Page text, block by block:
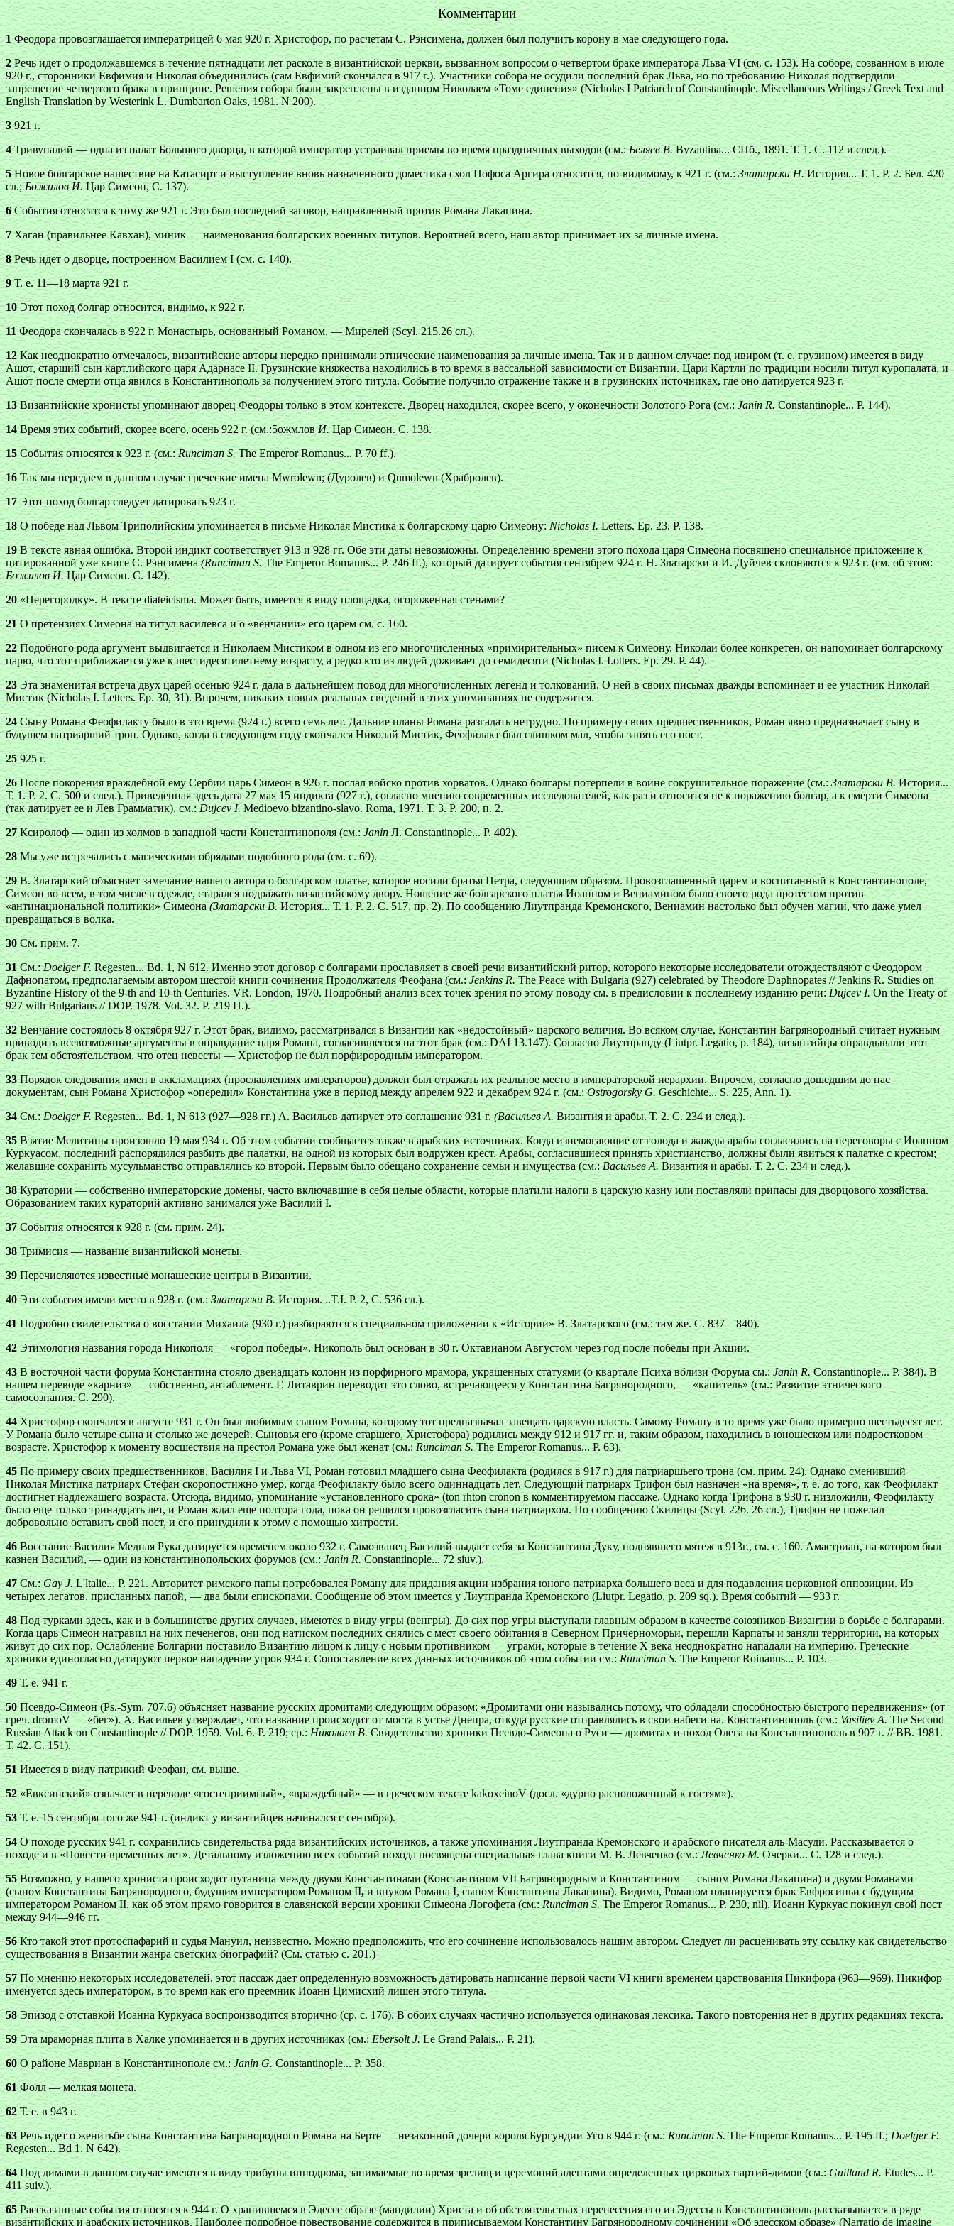
Комментарии
1Феодора провозглашается императрицей 6 мая 920 г. Христофор, по расчетам С. Рэнсимена, должен был получить корону в мае следующего года.
2Речь идет о продолжавшемся в течение пятнадцати лет расколе в византийской церкви, вызванном вопросом о четвертом браке императора Льва VI (см. с. 153). На соборе, созванном в июле
920 г., сторонники Евфимия и Николая объединились (сам Евфимий скончался в 917 г.). Участники собора не осудили последний брак Льва, но по требованию Николая подтвердили
запрещение четвертого брака в принципе. Решения собора были закреплены в изданном Николаем «Томе единения» (Nicholas I Patriarch of Constantinople. Miscellaneous Writings / Greek Text and
English Translation by Westerink L. Dumbarton Oaks, 1981. N 200).
3921 г.
4Тривуналий — одна из палат Большого дворца, в которой император устраивал приемы во время праздничных выходов (см.:Беляев В.Byzantina... СПб., 1891. Т. 1. С. 112 и след.).
5Новое болгарское нашествие на Катасирт и выступление вновь назначенного доместика схол Пофоса Аргира относится, по-видимому, к 921 г. (см.:Златарски Н.История... Т. 1. Р. 2. Бел. 420
сл.;Божилов И.Цар Симеон, С. 137).
6События относятся к тому же 921 г. Это был последний заговор, направленный против Романа Лакапина.
7Хаган (правильнее Кавхан), миник — наименования болгарских военных титулов. Вероятней всего, наш автор принимает их за личные имена.
8Речь идет о дворце, построенном Василием I (см. с. 140).
9Т. е. 11—18 марта 921 г.
10Этот поход болгар относится, видимо, к 922 г.
11Феодора скончалась в 922 г. Монастырь, основанный Романом, — Мирелей (Scyl. 215.26 сл.).
12Как неоднократно отмечалось, византийские авторы нередко принимали этнические наименования за личные имена. Так и в данном случае: под ивиром (т. е. грузином) имеется в виду
Ашот, старший сын картлийского царя Адарнасе II. Грузинские княжества находились в то время в вассальной зависимости от Византии. Цари Картли по традиции носили титул куропалата, и
Ашот после смерти отца явился в Константинополь за получением этого титула. Событие получило отражение также и в грузинских источниках, где оно датируется 923 г.
13Византийские хронисты упоминают дворец Феодоры только в этом контексте. Дворец находился, скорее всего, у оконечности Золотого Рога (см.:Janin R.Constantinople... Р. 144).
14Время этих событий, скорее всего, осень 922 г. (см.:5ожмловИ.Цар Симеон. С. 138.
15События относятся к 923 г. (см.:Runciman S.The Emperor Romanus... P. 70 ff.).
16Так мы передаем в данном случае греческие именаMwrolewn; (Дуролев) иQumolewn(Храбролев).
17Этот поход болгар следует датировать 923 г.
18О победе над Львом Триполийским упоминается в письме Николая Мистика к болгарскому царю Симеону:Nicholas I.Letters. Ep. 23. Р. 138.
19В тексте явная ошибка. Второй индикт соответствует 913 и 928 гг. Обе эти даты невозможны. Определению времени этого похода царя Симеона посвящено специальное приложение к
цитированной уже книге С. Рэнсимена(Runciman S.The Emperor Bomanus... P. 246 ff.), который датирует события сентябрем 924 г. Н. Златарски и И. Дуйчев склоняются к 923 г. (см. об этом:
Божилов И.Цар Симеон. С. 142).
20«Перегородку». В текстеdiateicisma. Может быть, имеется в виду площадка, огороженная стенами?
21О претензиях Симеона на титул василевса и о «венчании» его царем см. с. 160.
22Подобного рода аргумент выдвигается и Николаем Мистиком в одном из его многочисленных «примирительных» писем к Симеону. Николаи более конкретен, oн напоминает болгарскому
царю, что тот приближается уже к шестидесятилетнему возрасту, а редко кто из людей доживает до семидесяти (Nicholas I. I.otters. Ep. 29. Р. 44).
23 Эта знаменитая встреча двух царей осенью 924 г. дала в дальнейшем повод для многочисленных легенд и толкований. О ней в своих письмах дважды вспоминает и ее участник Николай
Мистик (Nicholas I. Letters. Ep. 30, 31). Впрочем, никаких новых реальных сведений в этих упоминаниях не содержится.
24Сыну Романа Феофилакту было в это время (924 г.) всего семь лет. Дальние планы Романа разгадать нетрудно. По примеру своих предшественников, Роман явно предназначает сыну в
будущем патриарший трон. Однако, когда в следующем году скончался Николай Мистик, Феофилакт был слишком мал, чтобы занять его пост.
25925 г.
26После покорения враждебной ему Сербии царь Симеон в 926 г. послал войско против хорватов. Однако болгары потерпели в воине сокрушительное поражение (см.:Златарски В. История...
Т. 1. Р. 2. С. 500 и след.). Приведенная здесь дата 27 мая 15 индикта (927 г.), согласно мнению современных исследователей, как раз и относится не к поражению болгар, а к смерти Симеона
(так датирует ее и Лев Грамматик), см.:Dujcev I.Medioevo bizantino-slavo. Roma, 1971. Т. 3. Р. 200, п. 2.
27Ксиролоф — один из холмов в западной части Константинополя (см.:JaninЛ. Constantinople... Р. 402).
28Мы уже встречались с магическими обрядами подобного рода (см. с. 69).
29В. Златарский объясняет замечание нашего автора о болгарском платье, которое носили братья Петра, следующим образом. Провозглашенный царем и воспитанный в Константинополе,
Симеон во всем, в том числе в одежде, старался подражать византийскому двору. Ношение же болгарского платья Иоанном и Вениамином было своего рода протестом против
«антинациональной политики» Симеона(Златарски В.История... Т. 1. Р. 2. С. 517, пр. 2). По сообщению Лиутпранда Кремонского, Вениамин настолько был обучен магии, что даже умел
превращаться в волка.
30См. прим. 7.
31См.:Doеlger F.Regesten... Bd. 1, N 612. Именно этот договор с болгарами прославляет в своей речи византийский ритор, которого некоторые исследователи отождествляют с Феодором
Дафнопатом, предполагаемым автором шестой книги сочинения Продолжателя Феофана (см.:Jenkins R.The Peace with Bulgaria (927) celebrated by Theodore Daphnopates // Jenkins R. Studies on
Byzantine History of the 9-th and 10-th Centuries. VR. London, 1970. Подробный анализ всех точек зрения по этому поводу см. в предисловии к последнему изданию речи:Dujcev I.On the Treaty of
927 with Bulgarians // DOP. 1978. Vol. 32. P. 219 П.).
32Венчание состоялось 8 октября 927 г. Этот брак, видимо, рассматривался в Византии как «недостойный» царского величия. Во всяком случае, Константин Багрянородный считает нужным
приводить всевозможные аргументы в оправдание царя Романа, согласившегося на этот брак (см.: DAI 13.147). Согласно Лиутпранду (Liutpr. Legatio, p. 184), византийцы оправдывали этот
брак тем обстоятельством, что отец невесты — Христофор не был порфирородным императором.
33Порядок следования имен в аккламациях (прославлениях императоров) должен был отражать их реальное место в императорской иерархии. Впрочем, согласно дошедшим до нас
документам, сын Романа Христофор «опередил» Константина уже в период между апрелем 922 и декабрем 924 г. (см.:Ostrogorsky G.Geschichte... S. 225, Ann. 1).
34См.:Doеlger F.Regesten... Bd. 1, N 613 (927—928 гг.) А. Васильев датирует это соглашение 931 г.(Васильев А.Византия и арабы. Т. 2. С. 234 и след.).
35Взятие Мелитины произошло 19 мая 934 г. Об этом событии сообщается также в арабских источниках. Когда изнемогающие от голода и жажды арабы согласились на переговоры с Иоанном
Куркуасом, последний распорядился разбить две палатки, на одной из которых был водружен крест. Арабы, согласившиеся принять христианство, должны были явиться к палатке с крестом;
желавшие сохранить мусульманство отправлялись ко второй. Первым было обещано сохранение семьи и имущества (см.:Васильев А.Византия и арабы. Т. 2. С. 234 и след.).
38Куратории — собственно императорские домены, часто включавшие в себя целые области, которые платили налоги в царскую казну или поставляли припасы для дворцового хозяйства.
Образованием таких кураторий активно занимался уже Василий I.
37События относятся к 928 г. (см. прим. 24).
38Тримисия — название византийской монеты.
39Перечисляются известные монашеские центры в Византии.
40Эти события имели место в 928 г. (см.: Златарски В.История. ..T.I. P. 2, С. 536 сл.).
41 Подробно свидетельства о восстании Михаила (930 г.) разбираются в специальном приложении к «Истории» В. Златарского (см.: там же. С. 837—840).
42Этимология названия города Никополя — «город победы». Никополь был основан в 30 г. Октавианом Августом через год после победы при Акции.
43В восточной части форума Константина стояло двенадцать колонн из порфирного мрамора, украшенных статуями (о квартале Психа вблизи Форума см.:Janin R.Constantinople... Р. 384). В
нашем переводе «карниз» — собственно, антаблемент. Г. Литаврин переводит это слово, встречающееся у Константина Багрянородного, — «капитель» (см.: Развитие этнического
самосознания. С. 290).
44Христофор скончался в августе 931 г. Он был любимым сыном Романа, которому тот предназначал завещать царскую власть. Самому Роману в то время уже было примерно шестьдесят лет.
У Романа было четыре сына и столько же дочерей. Сыновья его (кроме старшего, Христофора) родились между 912 и 917 гг. и, таким образом, находились в юношеском или подростковом
возрасте. Христофор к моменту восшествия на престол Романа уже был женат (см.:Runciman S.The Emperor Romanus... P. 63).
45По примеру своих предшественников, Василия I и Льва VI, Роман готовил младшего сына Феофилакта (родился в 917 г.) для патриаршьего трона (см. прим. 24). Однако сменивший
Николая Мистика патриарх Стефан скоропостижно умер, когда Феофилакту было всего одиннадцать лет. Следующий патриарх Трифон был назначен «на время», т. е. до того, как Феофилакт
достигнет надлежащего возраста. Отсюда, видимо, упоминание «установленного срока» (ton rhton crononв комментируемом пассаже. Однако когда Трифона в 930 г. низложили, Феофилакту
было еще только тринадцать лет, и Роман ждал еще полтора года, пока он решился провозгласить сына патриархом. По сообщению Скилицы (Scyl. 226. 26 сл.), Трифон не пожелал
добровольно оставить свой пост, и его принудили к этому с помощью хитрости.
46Восстание Василия Медная Рука датируется временем около 932 г. Самозванец Василий выдает себя за Константина Дуку, поднявшего мятеж в 913г., см. с. 160. Амастриан, на котором был
казнен Василий, — один из константинопольских форумов (см.:Janin R.Constantinople... 72 siuv.).
47См.:Gay J.L'ltalie... P. 221. Авторитет римского папы потребовался Роману для придания акции избрания юного патриарха большего веса и для подавления церковной оппозиции. Из
четырех легатов, присланных папой, — два были епископами. Сообщение об этом имеется у Лиутпранда Кремонского (Liutpr. Legatio, p. 209 sq.). Время событий — 933 г.
48Под турками здесь, как и в большинстве других случаев, имеются в виду угры (венгры). До сих пор угры выступали главным образом в качестве союзников Византии в борьбе с болгарами.
Когда царь Симеон натравил на них печенегов, они под натиском последних снялись с мест своего обитания в Северном Причерноморьи, перешли Карпаты и заняли территории, на которых
живут до сих пор. Ослабление Болгарии поставило Византию лицом к лицу с новым противником — уграми, которые в течение Х века неоднократно нападали на империю. Греческие
хроники единогласно датируют первое нападение угров 934 г. Сопоставление всех данных источников об этом событии см.:Runciman S.The Emperor Roinanus... Р. 103.
49Т. е. 941 г.
50Псевдо-Симеон (Ps.-Sym. 707.6) объясняет название русских дромитами следующим образом: «Дромитами они назывались потому, что обладали способностью быстрого передвижения» (от
греч.dromoV— «бег»). А. Васильев утверждает, что название происходит от моста в устье Днепра, откуда русские отправлялись в свои набеги на. Константинополь (см.:Vasiliev А.The Second
Russian Attack on Constantinople // DOP. 1959. Vol. 6. P. 219; ср.:Николаев В.Свидетельство хроники Псевдо-Симеона о Руси — дромитах и поход Олега на Константинополь в 907 г. // ВВ. 1981.
Т. 42. С. 151).
51Имеется в виду патрикий Феофан, см. выше.
52«Евксинский» означает в переводе «гостеприимный», «враждебный» — в греческом текстеkakoxeinoV(досл. «дурно расположенный к гостям»).
53Т. е. 15 сентября того же 941 г. (индикт у византийцев начинался с сентября).
54О походе русских 941 г. сохранились свидетельства ряда византийских источников, а также упоминания Лиутпранда Кремонского и арабского писателя аль-Масуди. Рассказывается о
походе и в «Повести временных лет». Детальному изложению всех событий похода посвящена специальная глава книги М. В. Левченко (см.:Левченко М.Очерки... С. 128 и след.).
55Возможно, у нашего хрониста происходит путаница между двумя Константинами (Константином VII Багрянородным и Константином — сыном Романа Лакапина) и двумя Романами
(сыном Константина Багрянородного, будущим императором Романом II,и внуком Романа I, сыном Константина Лакапина). Видимо, Романом планируется брак Евфросиньи с будущим
императором Романом II, как об этом прямо говорится в славянской версии хроники Симеона Логофета (см.:Runciman S.The Emperor Romanus... P. 230, nil). Иоанн Куркуас покинул свой пост
между 944—946 гг.
56Кто такой этот протоспафарий и судья Мануил, неизвестно. Можно предположить, что его сочинение использовалось нашим автором. Следует ли расценивать эту ссылку как свидетельство
существования в Византии жанра светских биографий? (См. статью с. 201.)
57По мнению некоторых исследователей, этот пассаж дает определенную возможность датировать написание первой части VI книги временем царствования Никифора (963—969). Никифор
именуется здесь императором, в то время как его преемник Иоанн Цимисхий лишен этого титула.
58Эпизод с отставкой Иоанна Куркуаса воспроизводится вторично (ср. с. 176). В обоих случаях частично используется одинаковая лексика. Такого повторения нет в других редакциях текста.
59Эта мраморная плита в Халке упоминается и в других источниках (см.:Ebersolt J.Le Grand Palais... P. 21).
60О районе Мавриан в Константинополе см.:Janin G.Constantinople... Р. 358.
61Фолл — мелкая монета.
62Т. е. в 943 г.
63Речь идет о женитьбе сына Константина Багрянородного Романа на Берте — незаконной дочери короля Бургундии Уго в 944 г. (см.:Runciman S.The Emperor Romanus... P. 195 ff.;Doеlger F.
Regesten... Bd 1. N 642).
64 Под димами в данном случае имеются в виду трибуны ипподрома, занимаемые во время зрелищ и церемоний адептами определенных цирковых партий-димов (см.:Guilland R.Etudes... Р.
411 suiv.).
65Рассказанные события относятся к 944 г. О хранившемся в Эдессе образе (мандилии) Христа и об обстоятельствах перенесения его из Эдессы в Константинополь рассказывается в ряде
византийских и арабских источников. Наиболее подробное повествование содержится в приписываемом Константину Багрянородному сочинении «Об эдесском образе» (Narratio de imagine